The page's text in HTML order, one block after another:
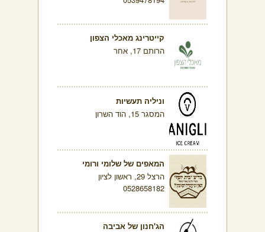
קייטרינג מאכלי הצפון
הרותם 17, אחר
וניליה תעשיות
המסגר 15, הוד השרון
המאפים של שלומי ורומי
הרצל 29, ראשון לציון
0528658182
הג'חנון של אביבה